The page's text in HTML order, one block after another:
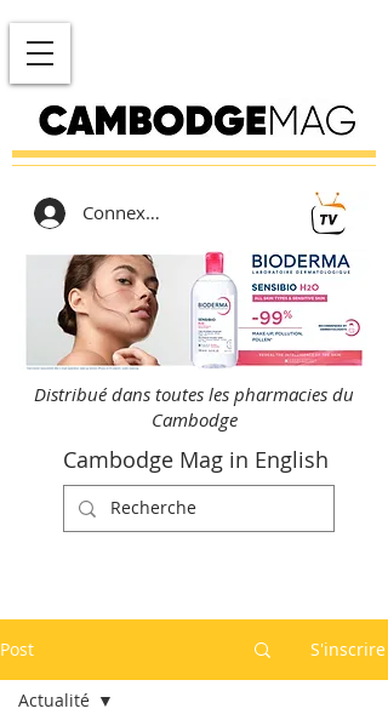
Connexion
Distribué dans toutes les pharmacies du
Cambodge
Cambodge Mag in English
Post S'inscrire
Actualité